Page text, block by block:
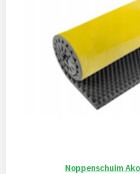
Noppenschuim